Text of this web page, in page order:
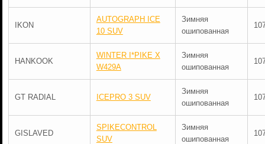
IKON
AUTOGRAPH ICE
10 SUV
Зимняя
ошипованная
HANKOOK
WINTER I*PIKE X
W429A
Зимняя
ошипованная
GT RADIAL ICEPRO 3 SUV
Зимняя
ошипованная
GISLAVED
SPIKECONTROL
SUV
Зимняя
ошипованная